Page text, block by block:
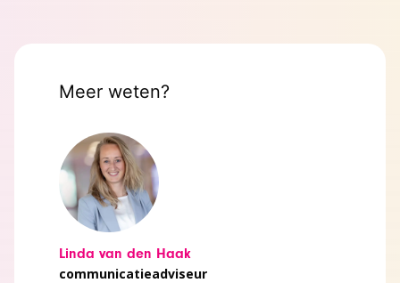
Meer weten?
Linda van den Haak
communicatieadviseur